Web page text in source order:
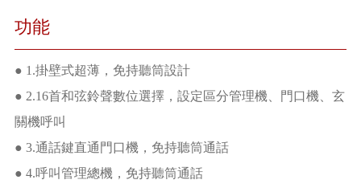
功能
● 1.掛壁式超薄，免持聽筒設計
● 2.16首和弦鈴聲數位選擇，設定區分管理機、門口機、玄
關機呼叫
● 3.通話鍵直通門口機，免持聽筒通話
● 4.呼叫管理總機，免持聽筒通話